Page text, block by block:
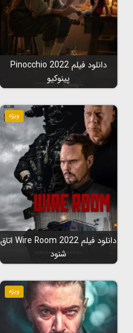
دانلود فیلم Pinocchio 2022
پینوکیو
ویژه
دانلود فیلم Wire Room 2022 اتاق
شنود
ویژه